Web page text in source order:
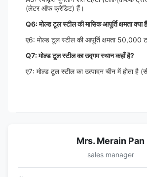
(लेटर ऑफ क्रेडिट) हैं।
Q6: मोल्ड टूल स्टील की मासिक आपूर्ति क्षमता क्या
ए6: मोल्ड टूल स्टील की आपूर्ति क्षमता 50,000
Q7: मोल्ड टूल स्टील का उद्गम स्थान कहाँ है?
ए7: मोल्ड टूल स्टील का उत्पादन चीन में होता है
Mrs. Merain Pan
sales manager